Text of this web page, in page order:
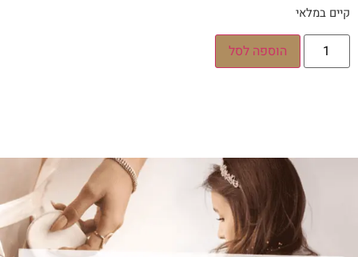
קיים במלאי
הוספה לסל